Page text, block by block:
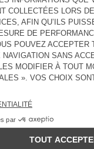
CHAUSSETTES ENFANT
CLYPSUN
€ 15
NOS BOUTIQUES